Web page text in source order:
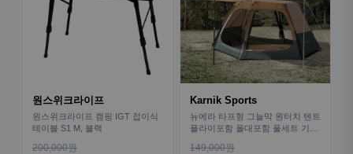
원스위크라이프
원스위크라이프 캠핑 IGT 접이식
테이블 S1 M, 블랙
200,000원
Karnik Sports
뉴에라 타프형 그늘막 원터치 텐트
플라이포함 폴대포함 풀세트 기본
149,000원